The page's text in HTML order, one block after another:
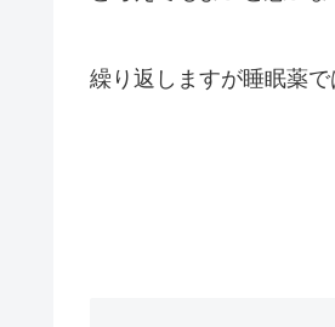
繰り返しますが睡眠薬で